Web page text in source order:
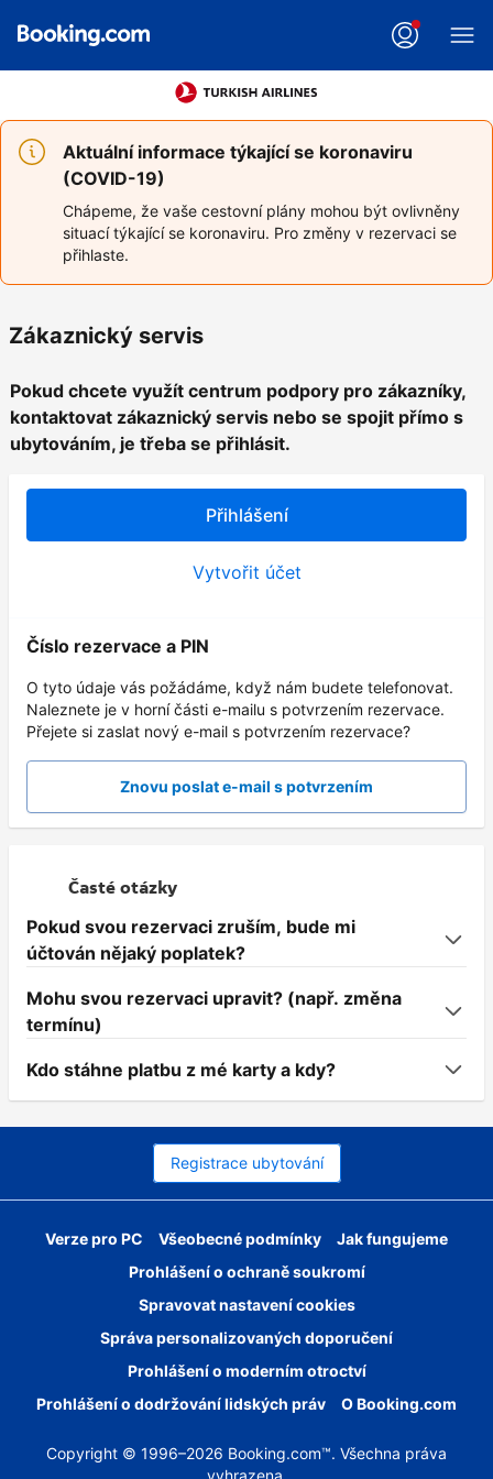
Aktuální informace týkající se koronaviru
(COVID-19)
Chápeme, že vaše cestovní plány mohou být ovlivněny
situací týkající se koronaviru. Pro změny v rezervaci se
přihlaste.
Zákaznický servis
Pokud chcete využít centrum podpory pro zákazníky,
kontaktovat zákaznický servis nebo se spojit přímo s
ubytováním, je třeba se přihlásit.
Přihlášení
Vytvořit účet
Číslo rezervace a PIN
O tyto údaje vás požádáme, když nám budete telefonovat.
Naleznete je v horní části e-mailu s potvrzením rezervace.
Přejete si zaslat nový e-mail s potvrzením rezervace?
Znovu poslat e-mail s potvrzením
Časté otázky
Pokud svou rezervaci zruším, bude mi
účtován nějaký poplatek?
Mohu svou rezervaci upravit? (např. změna
termínu)
Kdo stáhne platbu z mé karty a kdy?
Registrace ubytování
Verze pro PC Všeobecné podmínky
Jak fungujeme
Prohlášení o ochraně soukromí
Spravovat nastavení cookies
Správa personalizovaných doporučení
Prohlášení o moderním otroctví
Prohlášení o dodržování lidských práv
O Booking.com
Copyright © 1996–2026 Booking.com™. Všechna práva
vyhrazena.